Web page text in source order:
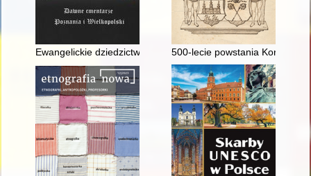
Ewangelickie dziedzictwo sakralne w mieście i gminie Wałcz
500-lecie powstania Korony